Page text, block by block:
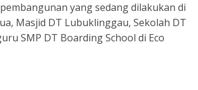
yang sedang dilakukan di
Masjid DT Lubuklinggau, Sekolah DT
SMP DT Boarding School di Eco